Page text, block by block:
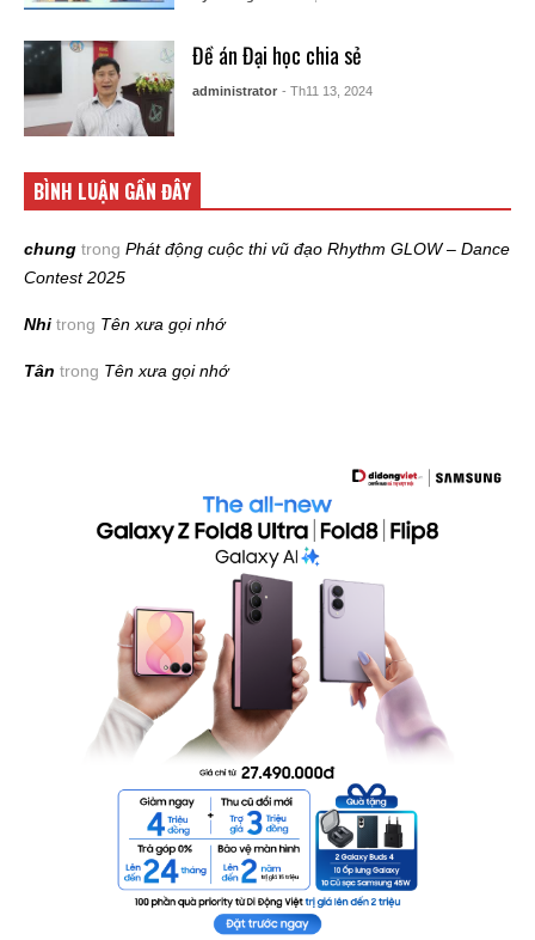
Đề án Đại học chia sẻ
administrator - Th11 13, 2024
BÌNH LUẬN GẦN ĐÂY
chung trong Phát động cuộc thi vũ đạo Rhythm GLOW – Dance
Contest 2025
Nhi trong Tên xưa gọi nhớ
Tân trong Tên xưa gọi nhớ